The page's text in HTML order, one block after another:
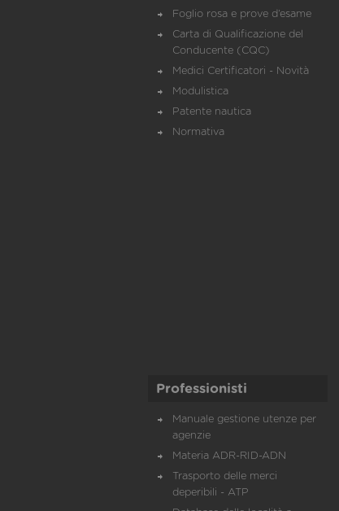
Foglio rosa e prove d’esame
Carta di Qualificazione del
Conducente (CQC)
Medici Certificatori - Novità
Modulistica
Patente nautica
Normativa
Professionisti
Manuale gestione utenze per
agenzie
Materia ADR-RID-ADN
Trasporto delle merci
deperibili - ATP